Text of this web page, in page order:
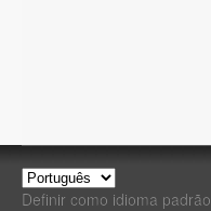
Definir como idioma padrão